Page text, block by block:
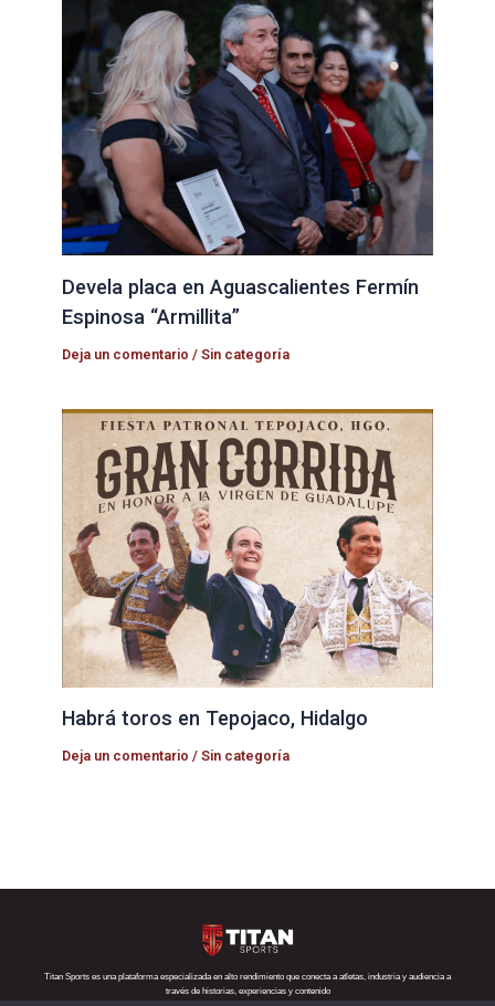
Devela placa en Aguascalientes Fermín
Espinosa “Armillita”
Deja un comentario /Sin categoría
Habrá toros en Tepojaco, Hidalgo
Deja un comentario /Sin categoría
Titan Sports es una plataforma especializada en alto rendimiento que conecta a atletas, industria y audiencia a
través de historias, experiencias y contenido